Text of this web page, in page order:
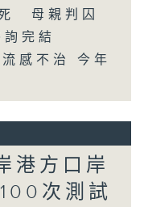
母親判囚
完結
感不治 今年
港方口岸
次測試